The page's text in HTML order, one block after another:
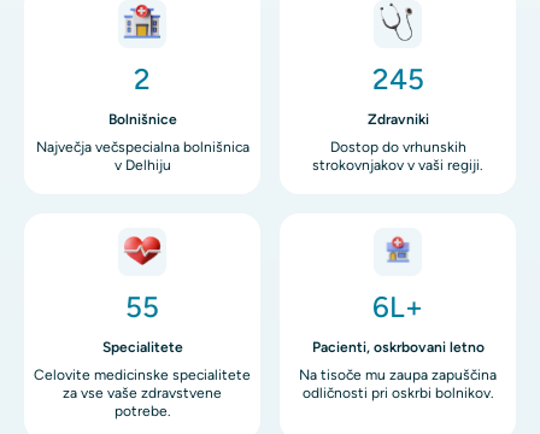
Image
2
Bolnišnice
Največja večspecialna bolnišnica
v Delhiju
Image
245
Zdravniki
Dostop do vrhunskih
strokovnjakov v vaši regiji.
Image
55
Specialitete
Celovite medicinske specialitete
za vse vaše zdravstvene
potrebe.
Image
6L+
Pacienti, oskrbovani letno
Na tisoče mu zaupa zapuščina
odličnosti pri oskrbi bolnikov.